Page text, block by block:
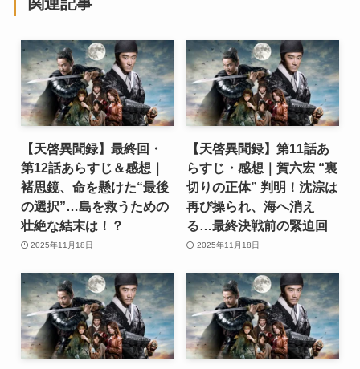
【天啓異聞録】最終回・
第12話あらすじ＆感想｜
褚思鏡、命を懸けた“最後
の選択”…島を救うための
壮絶な結末は！？
2025年11月18日
【天啓異聞録】第11話あ
らすじ・感想｜賀六宏 “裏
切りの正体” 判明！沈淙は
再び操られ、海へ消え
る…最終決戦前の緊迫回
2025年11月18日